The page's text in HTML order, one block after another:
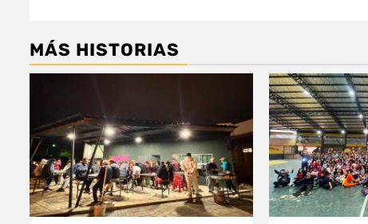
MÁS HISTORIAS